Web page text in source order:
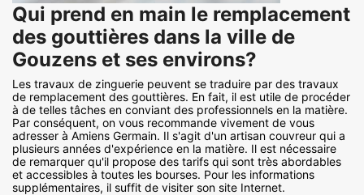
Qui prend en main le remplacement
des gouttières dans la ville de
Gouzens et ses environs?
Les travaux de zinguerie peuvent se traduire par des travaux
de remplacement des gouttières. En fait, il est utile de procéder
à de telles tâches en conviant des professionnels en la matière.
Par conséquent, on vous recommande vivement de vous
adresser à Amiens Germain. Il s'agit d'un artisan couvreur qui a
plusieurs années d'expérience en la matière. Il est nécessaire
de remarquer qu'il propose des tarifs qui sont très abordables
et accessibles à toutes les bourses. Pour les informations
supplémentaires, il suffit de visiter son site Internet.